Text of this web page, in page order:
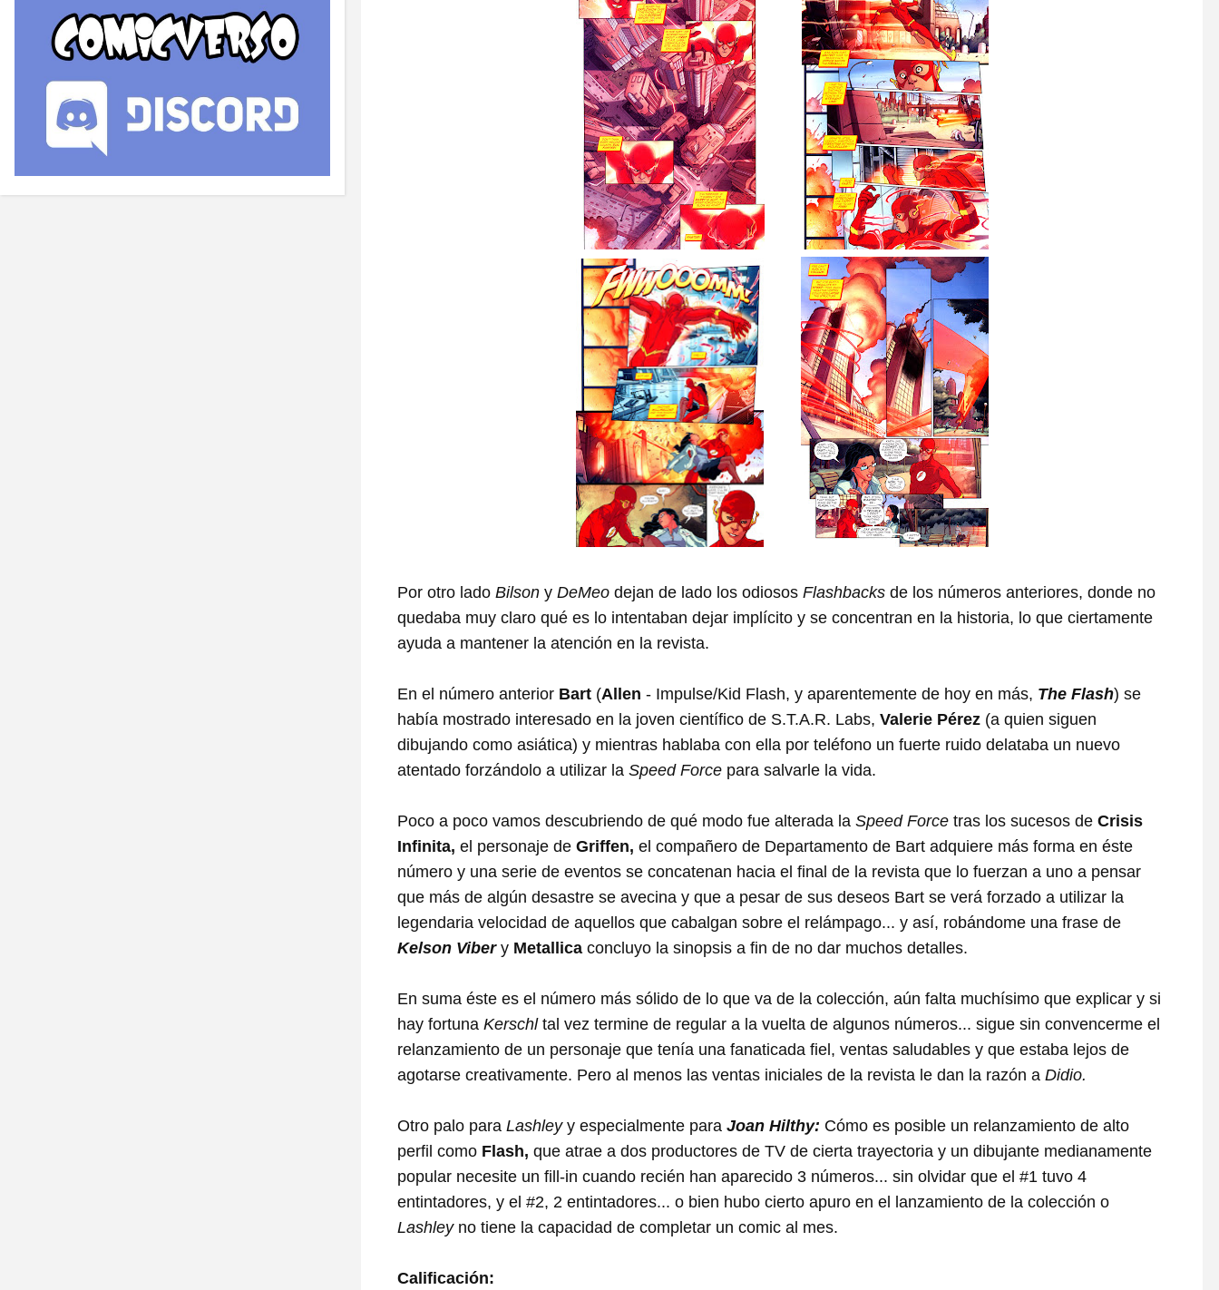
Por otro lado Bilson y DeMeo dejan de lado los odiosos Flashbacks de los números anteriores, donde no
quedaba muy claro qué es lo intentaban dejar implícito y se concentran en la historia, lo que ciertamente
ayuda a mantener la atención en la revista.
En el número anterior Bart (Allen - Impulse/Kid Flash, y aparentemente de hoy en más, The Flash) se
había mostrado interesado en la joven científico de S.T.A.R. Labs, Valerie Pérez (a quien siguen
dibujando como asiática) y mientras hablaba con ella por teléfono un fuerte ruido delataba un nuevo
atentado forzándolo a utilizar la Speed Force para salvarle la vida.
Poco a poco vamos descubriendo de qué modo fue alterada la Speed Force tras los sucesos de Crisis
Infinita, el personaje de Griffen, el compañero de Departamento de Bart adquiere más forma en éste
número y una serie de eventos se concatenan hacia el final de la revista que lo fuerzan a uno a pensar
que más de algún desastre se avecina y que a pesar de sus deseos Bart se verá forzado a utilizar la
legendaria velocidad de aquellos que cabalgan sobre el relámpago... y así, robándome una frase de
Kelson Vibery Metallica concluyo la sinopsis a fin de no dar muchos detalles.
En suma éste es el número más sólido de lo que va de la colección, aún falta muchísimo que explicar y si
hay fortuna Kerschltal vez termine de regular a la vuelta de algunos números... sigue sin convencerme el
relanzamiento de un personaje que tenía una fanaticada fiel, ventas saludables y que estaba lejos de
agotarse creativamente. Pero al menos las ventas iniciales de la revista le dan la razón a Didio.
Otro palo para Lashleyy especialmente para Joan Hilthy: Cómo es posible un relanzamiento de alto
perfil como Flash, que atrae a dos productores de TV de cierta trayectoria y un dibujante medianamente
popular necesite un fill-in cuando recién han aparecido 3 números... sin olvidar que el #1 tuvo 4
entintadores, y el #2, 2 entintadores... o bien hubo cierto apuro en el lanzamiento de la colección o
Lashleyno tiene la capacidad de completar un comic al mes.
Calificación: